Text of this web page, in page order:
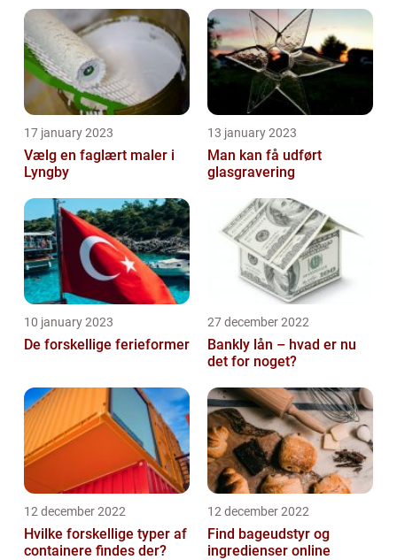
17 january 2023
Vælg en faglært maler i
Lyngby
13 january 2023
Man kan få udført
glasgravering
10 january 2023
De forskellige ferieformer
27 december 2022
Bankly lån – hvad er nu
det for noget?
12 december 2022
Hvilke forskellige typer af
containere findes der?
12 december 2022
Find bageudstyr og
ingredienser online